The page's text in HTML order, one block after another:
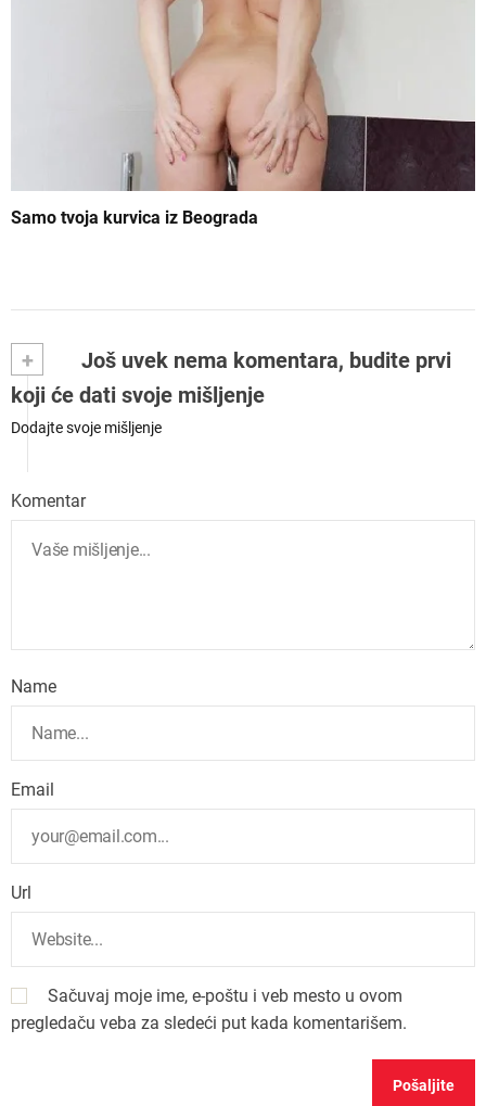
Samo tvoja kurvica iz Beograda
+
Još uvek nema komentara, budite prvi
koji će dati svoje mišljenje
Dodajte svoje mišljenje
Komentar
Name
Email
Url
Sačuvaj moje ime, e-poštu i veb mesto u ovom
pregledaču veba za sledeći put kada komentarišem.